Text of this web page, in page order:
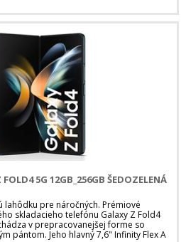
5G 12GB_256GB ŠEDOZELENÁ
lahôdku pre náročných. Prémiové
skladacieho telefónu Galaxy Z Fold4
v prepracovanejšej forme so
pántom. Jeho hlavný 7,6" Infinity Flex A